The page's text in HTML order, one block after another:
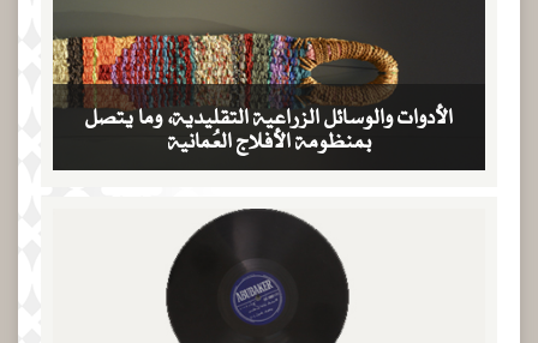
الأدوات والوسائل الزراعية التقليدية، وما يتصل
بمنظومة الأفلاج العُمانية